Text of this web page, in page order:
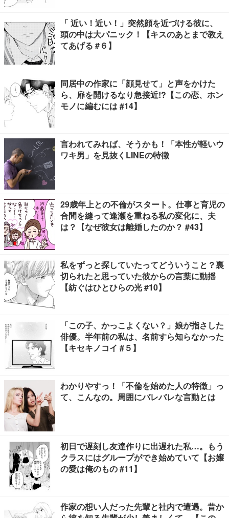
「 近い！近い！」突然顔を近づける彼に、
頭の中は大パニック！【キスのあとまで教え
てあげる #６】
同居中の作家に「顔見せて」と声をかけた
ら、扉を開けるなり急接近!?【この恋、ホン
モノに編むには #14】
言われてみれば、そうかも！「本性が軽いウ
ワキ男」を見抜くLINEの特徴
29歳年上との不倫がスタート。仕事と育児の
合間を縫って逢瀬を重ねる私の変化に、夫
は？【なぜ彼女は離婚したのか？ #43】
私をずっと探していたってどういうこと？裏
切られたと思っていた彼からの言葉に動揺
【紡ぐはひとひらの光 #10】
「この子、かっこよくない？」娘が指さした
俳優。半年前の私は、名前すら知らなかった
【キセキノコイ #５】
わかりやすっ！「不倫を始めた人の特徴」っ
て、こんなの。周囲にバレバレな言動とは
初日で遅刻し友達作りに出遅れた私…。もう
クラスにはグループができ始めていて【お嬢
の愛は俺のもの #11】
作家の想い人だった先輩と社内で遭遇。昔か